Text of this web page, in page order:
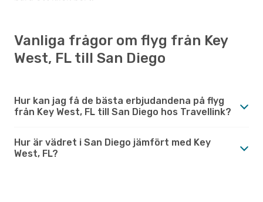
Vanliga frågor om flyg från Key
West, FL till San Diego
Hur kan jag få de bästa erbjudandena på flyg
från Key West, FL till San Diego hos Travellink?
Hur är vädret i San Diego jämfört med Key
West, FL?